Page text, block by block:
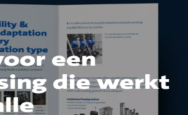
een
die werkt